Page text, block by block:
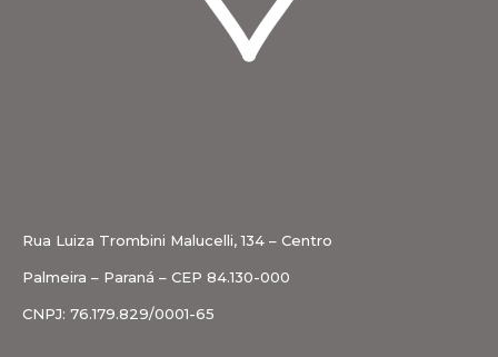
Rua Luiza Trombini Malucelli, 134 – Centro
Palmeira – Paraná – CEP 84.130-000
CNPJ: 76.179.829/0001-65